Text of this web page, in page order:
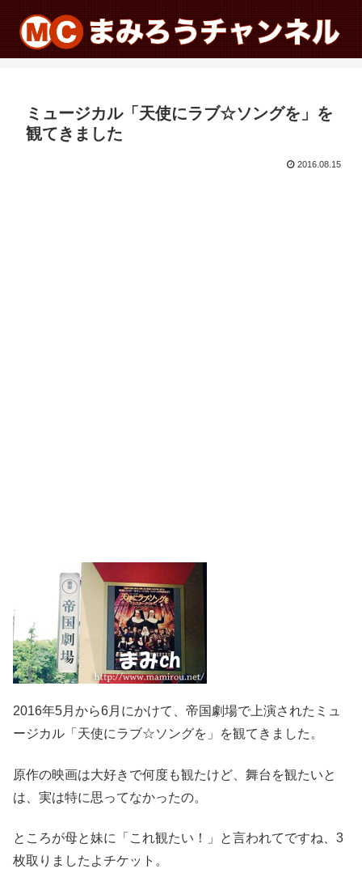
ミュージカル「天使にラブ☆ソングを」を
観てきました
2016.08.15
2016年5月から6月にかけて、帝国劇場で上演されたミュ
ージカル「天使にラブ☆ソングを」を観てきました。
原作の映画は大好きで何度も観たけど、舞台を観たいと
は、実は特に思ってなかったの。
ところが母と妹に「これ観たい！」と言われてですね、3
枚取りましたよチケット。